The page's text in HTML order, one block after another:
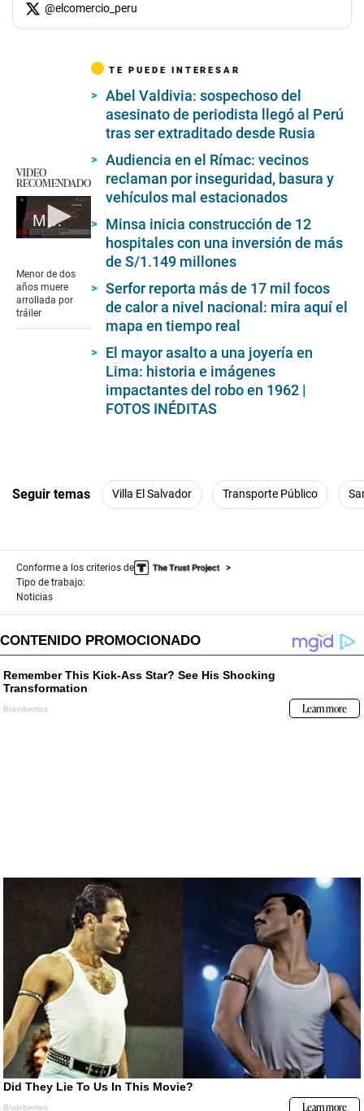
@elcomercio_peru
VIDEO
RECOMENDADO
Menor de dos años muere arrollada por tráiler
of
2
minutes,
3
Menor de dos
años muere
arrollada por
tráiler
TE PUEDE INTERESAR
Abel Valdivia: sospechoso del
asesinato de periodista llegó al Perú
tras ser extraditado desde Rusia
Audiencia en el Rímac: vecinos
reclaman por inseguridad, basura y
vehículos mal estacionados
Minsa inicia construcción de 12
hospitales con una inversión de más
de S/1.149 millones
Serfor reporta más de 17 mil focos
de calor a nivel nacional: mira aquí el
mapa en tiempo real
El mayor asalto a una joyería en
Lima: historia e imágenes
impactantes del robo en 1962 |
FOTOS INÉDITAS
Seguir temas Villa El Salvador Transporte Público
Conforme a los criterios de
Tipo de trabajo:
Noticias